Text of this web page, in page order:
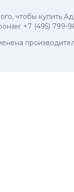
чтобы купить
+7 (495) 799-